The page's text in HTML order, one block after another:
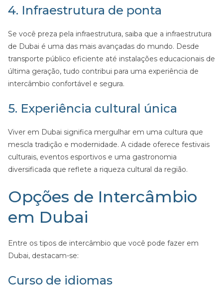
4. Infraestrutura de ponta
Se você preza pela infraestrutura, saiba que a infraestrutura
de Dubai é uma das mais avançadas do mundo. Desde
transporte público eficiente até instalações educacionais de
última geração, tudo contribui para uma experiência de
intercâmbio confortável e segura.
5. Experiência cultural única
Viver em Dubai significa mergulhar em uma cultura que
mescla tradição e modernidade. A cidade oferece festivais
culturais, eventos esportivos e uma gastronomia
diversificada que reflete a riqueza cultural da região.
Opções de Intercâmbio
em Dubai
Entre os tipos de intercâmbio que você pode fazer em
Dubai, destacam-se:
Curso de idiomas